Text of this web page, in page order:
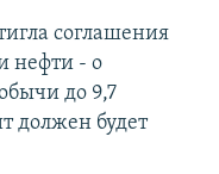
соглашения
нефти - о
до 9,7
должен будет